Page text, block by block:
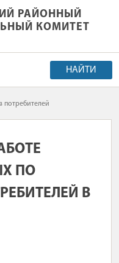
РАЙОННЫЙ
РАЙОННЫЙ
КОМИТЕТ
НАЙТИ
потребителей
ПО
В